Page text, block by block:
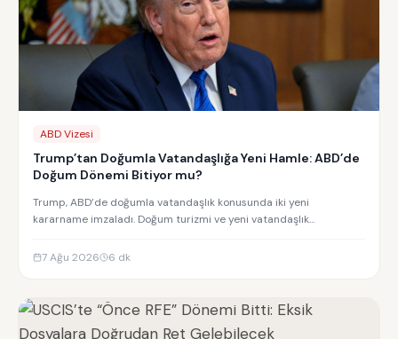
ABD Vizesi
Trump’tan Doğumla Vatandaşlığa Yeni Hamle: ABD’de
Doğum Dönemi Bitiyor mu?
Trump, ABD’de doğumla vatandaşlık konusunda iki yeni
kararname imzaladı. Doğum turizmi ve yeni vatandaşlık
7 Ağu 2026
6 dk